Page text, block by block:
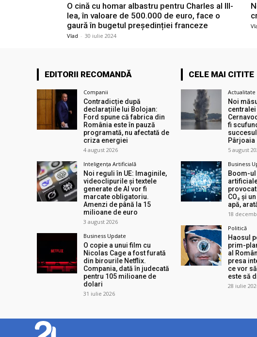
O cină cu homar albastru pentru Charles al III-
lea, în valoare de 500.000 de euro, face o
gaură în bugetul președinției franceze
Vlad - 30 iulie 2024
EDITORII RECOMANDĂ
Companii
Contradicție după
declarațiile lui Bolojan:
Ford spune că fabrica din
România este în pauză
programată, nu afectată de
criza energiei
4 august 2026
Inteligența Artificială
Noi reguli în UE: Imaginile,
videoclipurile și textele
generate de AI vor fi
marcate obligatoriu.
Amenzi de până la 15
milioane de euro
3 august 2026
Business Update
O copie a unui film cu
Nicolas Cage a fost furată
din birourile Netflix.
Compania, dată în judecată
pentru 105 milioane de
dolari
31 iulie 2026
CELE MAI CITITE
Actualitate
Noi
fi
Pârjoaia
5 august
Business
Boom-
CO₂ și
apă,
18
Politică
Haosul
prim-
al
presa
ce vor
este să
28 iulie